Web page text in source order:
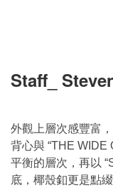
Staff_
外觀上層次感豐富
背心與 “THE WIDE
平衡的層次，再以
底，椰殼釦更是點